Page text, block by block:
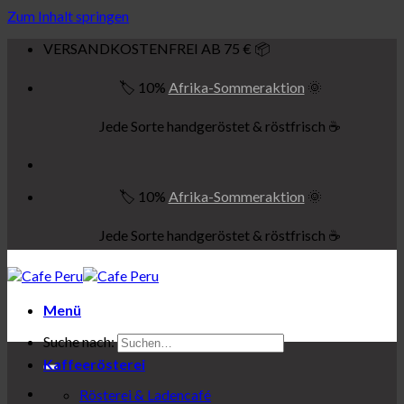
Zum Inhalt springen
VERSANDKOSTENFREI AB 75 € 📦
🏷️ 10% Afrika-Sommeraktion 🌞
Jede Sorte handgeröstet & röstfrisch ☕
🏷️ 10% Afrika-Sommeraktion 🌞
Jede Sorte handgeröstet & röstfrisch ☕
Menü
Suche nach:
Kaffeerösterei
Rösterei & Ladencafé